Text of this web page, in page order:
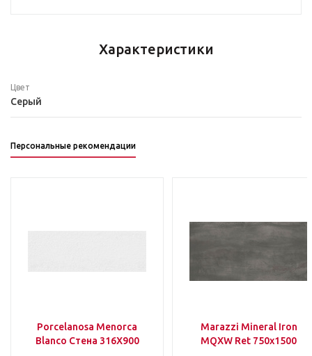
Характеристики
Цвет
Серый
Персональные рекомендации
Porcelanosa Menorca
Blanco Стена 316Х900
Marazzi Mineral Iron
MQXW Ret 750х1500